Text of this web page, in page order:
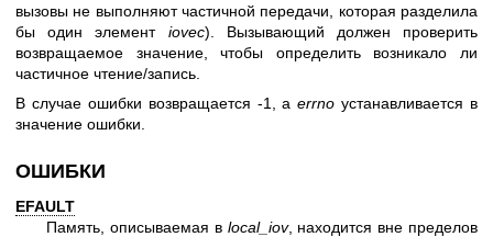
вызовы не выполняют частичной передачи, которая разделила
бы один элемент iovec). Вызывающий должен проверить
возвращаемое значение, чтобы определить возникало ли
частичное чтение/запись.
В случае ошибки возвращается -1, аerrno устанавливается в
значение ошибки.
ОШИБКИ
EFAULT
Память, описываемая в local_iov, находится вне пределов